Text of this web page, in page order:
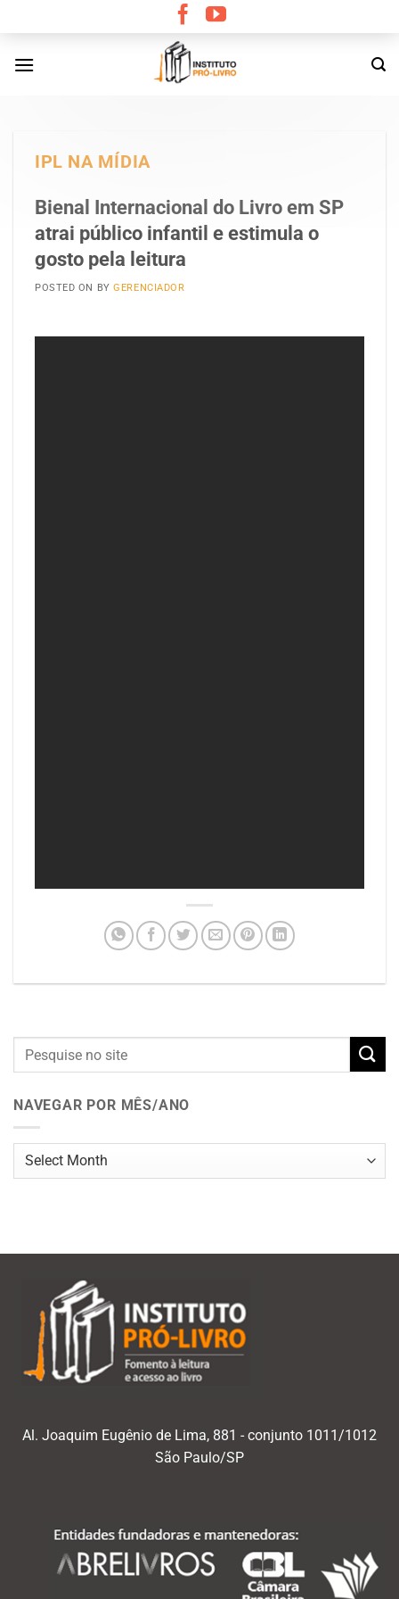
content
IPL NA MÍDIA
Bienal Internacional do Livro em SP
atrai público infantil e estimula o
gosto pela leitura
POSTED ON BYGERENCIADOR
NAVEGAR POR MÊS/ANO
Navegar
Al. Joaquim Eugênio de Lima, 881 - conjunto 1011/1012
São Paulo/SP